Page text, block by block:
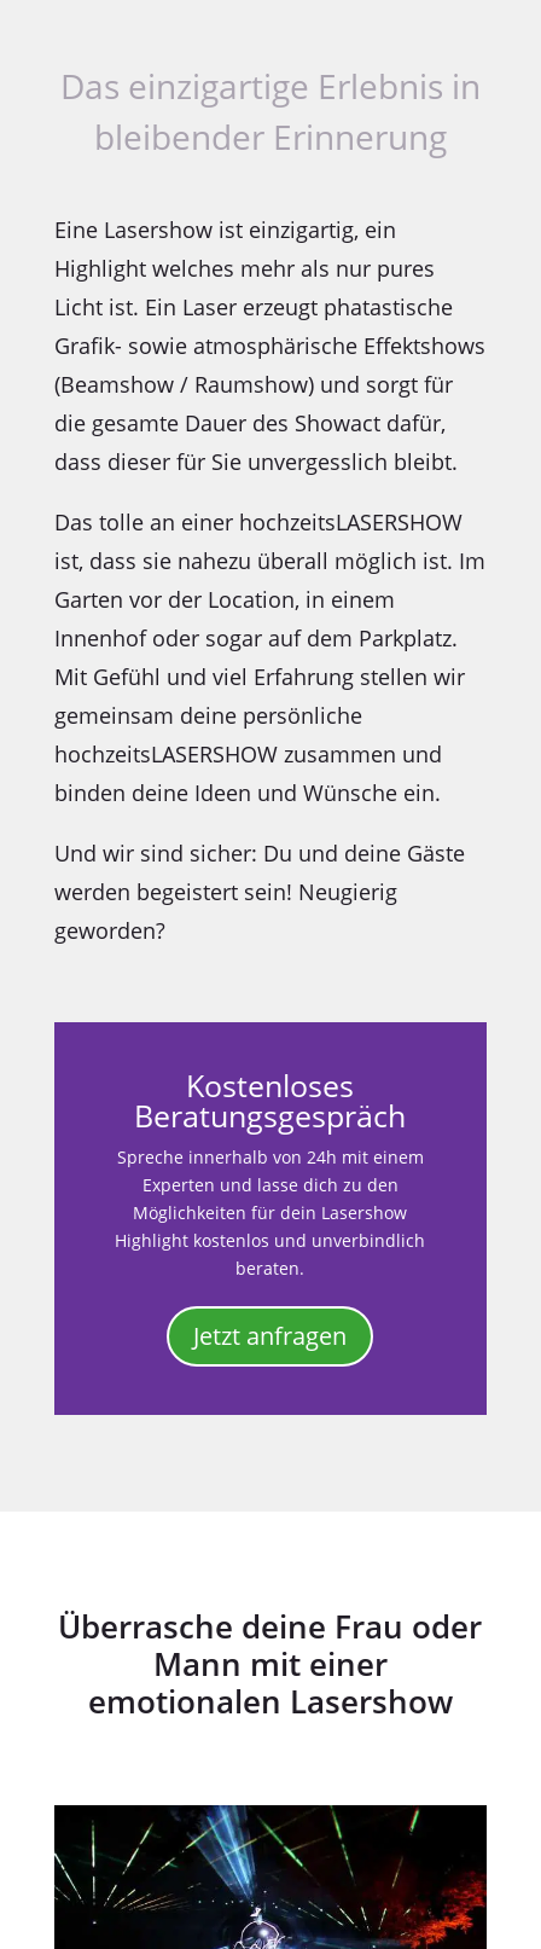
Das einzigartige Erlebnis in
bleibender Erinnerung
Eine Lasershow ist einzigartig, ein
Highlight welches mehr als nur pures
Licht ist. Ein Laser erzeugt phatastische
Grafik- sowie atmosphärische Effektshows
(Beamshow / Raumshow) und sorgt für
die gesamte Dauer des Showact dafür,
dass dieser für Sie unvergesslich bleibt.
Das tolle an einer hochzeitsLASERSHOW
ist, dass sie nahezu überall möglich ist. Im
Garten vor der Location, in einem
Innenhof oder sogar auf dem Parkplatz.
Mit Gefühl und viel Erfahrung stellen wir
gemeinsam deine persönliche
hochzeitsLASERSHOW zusammen und
binden deine Ideen und Wünsche ein.
Und wir sind sicher: Du und deine Gäste
werden begeistert sein! Neugierig
geworden?
Kostenloses
Beratungsgespräch
Spreche innerhalb von 24h mit einem
Experten und lasse dich zu den
Möglichkeiten für dein Lasershow
Highlight kostenlos und unverbindlich
beraten.
Jetzt anfragen
Überrasche deine Frau oder
Mann mit einer
emotionalen Lasershow